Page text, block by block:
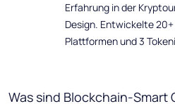
Erfahrung in der
Design. Entwickelte
Plattformen und 3
Was sind Blockchain-Smart